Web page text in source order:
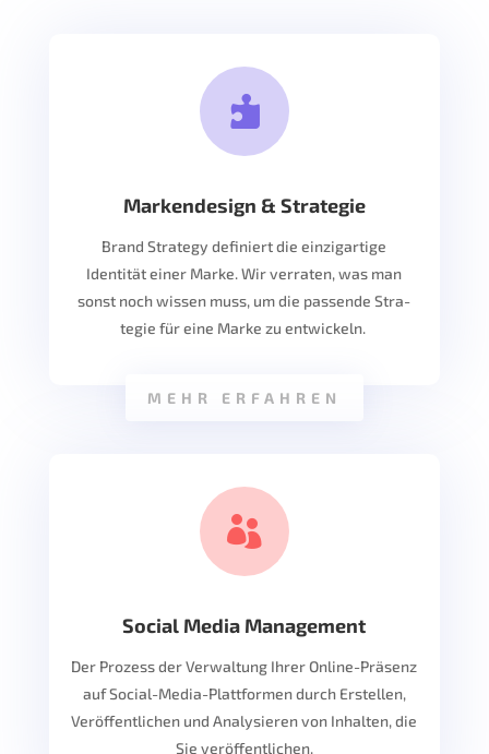

Markendesign & Strategie
Brand Strategy definiert die einzigartige
Identität einer Marke. Wir verraten, was man
sonst noch wissen muss, um die passende Stra­
tegie für eine Marke zu entwickeln.
MEHR ERFAHREN

Social Media Management
Der Prozess der Verwaltung Ihrer Online-Präsenz
auf Social-Media-Plattformen durch Erstellen,
Veröffentlichen und Analysieren von Inhalten, die
Sie veröffentlichen.